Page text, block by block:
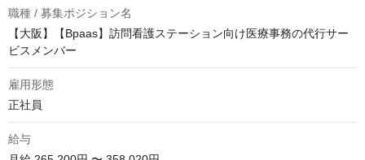
職種 / 募集ポジション名
【大阪】【Bpaas】訪問看護ステーション向け医療事務の代行サー
ビスメンバー
雇用形態
正社員
給与